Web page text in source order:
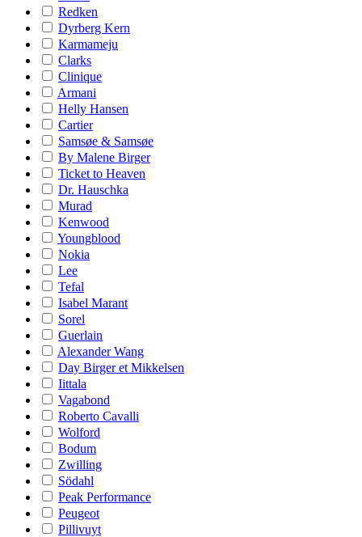
Redken
Dyrberg Kern
Karmameju
Clarks
Clinique
Armani
Helly Hansen
Cartier
Samsøe & Samsøe
By Malene Birger
Ticket to Heaven
Dr. Hauschka
Murad
Kenwood
Youngblood
Nokia
Lee
Tefal
Isabel Marant
Sorel
Guerlain
Alexander Wang
Day Birger et Mikkelsen
Iittala
Vagabond
Roberto Cavalli
Wolford
Bodum
Zwilling
Södahl
Peak Performance
Peugeot
Pillivuyt